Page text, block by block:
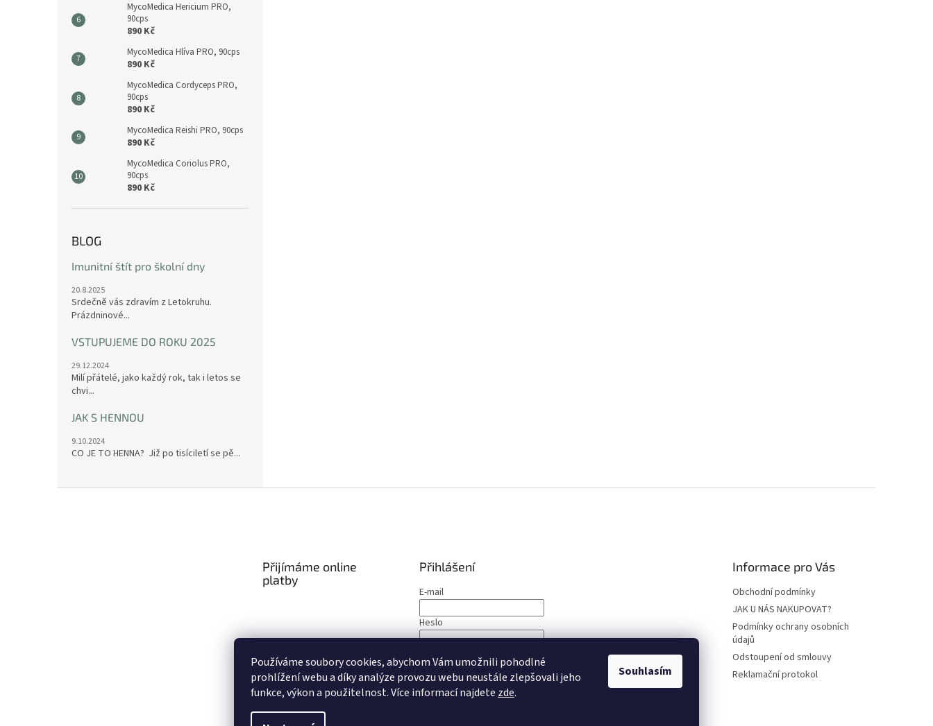
Používáme soubory cookies, abychom Vám umožnili pohodlné
prohlížení webu a díky analýze provozu webu neustále zlepšovali jeho
funkce, výkon a použitelnost. Více informací najdete zde.
Souhlasím
MycoMedica Hericium PRO,
90cps
890 Kč
MycoMedica Hlíva PRO, 90cps
890 Kč
MycoMedica Cordyceps PRO,
90cps
890 Kč
MycoMedica Reishi PRO, 90cps
890 Kč
MycoMedica Coriolus PRO,
90cps
890 Kč
BLOG
Imunitní štít pro školní dny
20.8.2025
Srdečně vás zdravím z Letokruhu.
Prázdninové...
VSTUPUJEME DO ROKU 2025
29.12.2024
Milí přátelé, jako každý rok, tak i letos se
chvi...
JAK S HENNOU
9.10.2024
CO JE TO HENNA? Již po tisíciletí se pě...
Přijímáme online
platby
Přihlášení
E-mail
Heslo
PŘIHLÁSIT SE
Nová registraceZapomenuté heslo
Informace pro Vás
Obchodní podmínky
JAK U NÁS NAKUPOVAT?
Podmínky ochrany osobních
údajů
Odstoupení od smlouvy
Reklamační protokol